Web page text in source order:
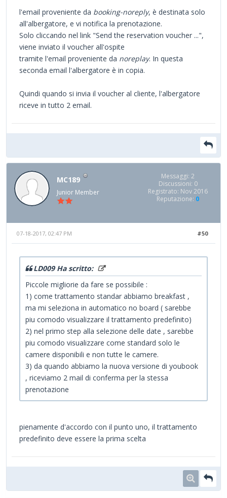
l'email proveniente da booking-noreply, è destinata solo
all'albergatore, e vi notifica la prenotazione.
Solo cliccando nel link "Send the reservation voucher ...",
viene inviato il voucher all'ospite
tramite l'email proveniente da noreplay. In questa
seconda email l'albergatore è in copia.
Quindi quando si invia il voucher al cliente, l'albergatore
riceve in tutto 2 email.
MC189
Junior Member
Messaggi: 2
Discussioni: 0
Registrato: Nov 2016
Reputazione: 0
#50
07-18-2017, 02:47 PM
LD009 Ha scritto:
Piccole migliorie da fare se possibile :
1) come trattamento standar abbiamo breakfast ,
ma mi seleziona in automatico no board ( sarebbe
piu comodo visualizzare il trattamento predefinito)
2) nel primo step alla selezione delle date , sarebbe
piu comodo visualizzare come standard solo le
camere disponibili e non tutte le camere.
3) da quando abbiamo la nuova versione di youbook
, riceviamo 2 mail di conferma per la stessa
prenotazione
pienamente d'accordo con il punto uno, il trattamento
predefinito deve essere la prima scelta